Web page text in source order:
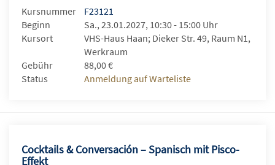
Kursnummer
F23121
Beginn
Sa., 23.01.2027, 10:30 - 15:00 Uhr
Kursort
VHS-Haus Haan; Dieker Str. 49, Raum N1,
Werkraum
Gebühr
88,00 €
Status
Anmeldung auf Warteliste
Cocktails & Conversación – Spanisch mit Pisco-
Effekt